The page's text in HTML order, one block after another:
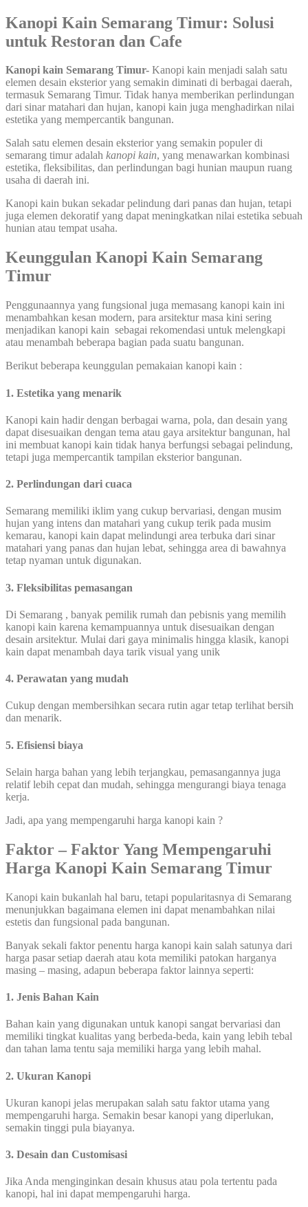
Kanopi Kain Semarang Timur: Solusi
untuk Restoran dan Cafe
Kanopi kain Semarang Timur- Kanopi kain menjadi salah satu
elemen desain eksterior yang semakin diminati di berbagai daerah,
termasuk Semarang Timur. Tidak hanya memberikan perlindungan
dari sinar matahari dan hujan, kanopi kain juga menghadirkan nilai
estetika yang mempercantik bangunan.
Salah satu elemen desain eksterior yang semakin populer di
semarang timur adalah kanopi kain, yang menawarkan kombinasi
estetika, fleksibilitas, dan perlindungan bagi hunian maupun ruang
usaha di daerah ini.
Kanopi kain bukan sekadar pelindung dari panas dan hujan, tetapi
juga elemen dekoratif yang dapat meningkatkan nilai estetika sebuah
hunian atau tempat usaha.
Keunggulan Kanopi Kain Semarang
Timur
Penggunaannya yang fungsional juga memasang kanopi kain ini
menambahkan kesan modern, para arsitektur masa kini sering
menjadikan kanopi kain sebagai rekomendasi untuk melengkapi
atau menambah beberapa bagian pada suatu bangunan.
Berikut beberapa keunggulan pemakaian kanopi kain :
1. Estetika yang menarik
Kanopi kain hadir dengan berbagai warna, pola, dan desain yang
dapat disesuaikan dengan tema atau gaya arsitektur bangunan, hal
ini membuat kanopi kain tidak hanya berfungsi sebagai pelindung,
tetapi juga mempercantik tampilan eksterior bangunan.
2. Perlindungan dari cuaca
Semarang memiliki iklim yang cukup bervariasi, dengan musim
hujan yang intens dan matahari yang cukup terik pada musim
kemarau, kanopi kain dapat melindungi area terbuka dari sinar
matahari yang panas dan hujan lebat, sehingga area di bawahnya
tetap nyaman untuk digunakan.
3. Fleksibilitas pemasangan
Di Semarang , banyak pemilik rumah dan pebisnis yang memilih
kanopi kain karena kemampuannya untuk disesuaikan dengan
desain arsitektur. Mulai dari gaya minimalis hingga klasik, kanopi
kain dapat menambah daya tarik visual yang unik
4. Perawatan yang mudah
Cukup dengan membersihkan secara rutin agar tetap terlihat bersih
dan menarik.
5. Efisiensi biaya
Selain harga bahan yang lebih terjangkau, pemasangannya juga
relatif lebih cepat dan mudah, sehingga mengurangi biaya tenaga
kerja.
Jadi, apa yang mempengaruhi harga kanopi kain ?
Faktor – Faktor Yang Mempengaruhi
Harga Kanopi Kain Semarang Timur
Kanopi kain bukanlah hal baru, tetapi popularitasnya di Semarang
menunjukkan bagaimana elemen ini dapat menambahkan nilai
estetis dan fungsional pada bangunan.
Banyak sekali faktor penentu harga kanopi kain salah satunya dari
harga pasar setiap daerah atau kota memiliki patokan harganya
masing – masing, adapun beberapa faktor lainnya seperti:
1. Jenis Bahan Kain
Bahan kain yang digunakan untuk kanopi sangat bervariasi dan
memiliki tingkat kualitas yang berbeda-beda, kain yang lebih tebal
dan tahan lama tentu saja memiliki harga yang lebih mahal.
2. Ukuran Kanopi
Ukuran kanopi jelas merupakan salah satu faktor utama yang
mempengaruhi harga. Semakin besar kanopi yang diperlukan,
semakin tinggi pula biayanya.
3. Desain dan Customisasi
Jika Anda menginginkan desain khusus atau pola tertentu pada
kanopi, hal ini dapat mempengaruhi harga.